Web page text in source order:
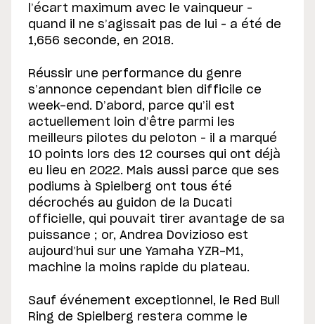
l’écart maximum avec le vainqueur –
quand il ne s’agissait pas de lui – a été de
1,656 seconde, en 2018.
Réussir une performance du genre
s’annonce cependant bien difficile ce
week-end. D’abord, parce qu’il est
actuellement loin d’être parmi les
meilleurs pilotes du peloton – il a marqué
10 points lors des 12 courses qui ont déjà
eu lieu en 2022. Mais aussi parce que ses
podiums à Spielberg ont tous été
décrochés au guidon de la Ducati
officielle, qui pouvait tirer avantage de sa
puissance ; or, Andrea Dovizioso est
aujourd’hui sur une Yamaha YZR-M1,
machine la moins rapide du plateau.
Sauf événement exceptionnel, le Red Bull
Ring de Spielberg restera comme le